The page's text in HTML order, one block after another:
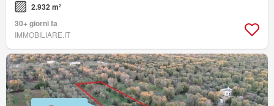
2.932 m²
30+ giorni fa
IMMOBILIARE.IT